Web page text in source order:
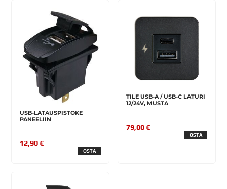
USB-LATAUSPISTOKE
PANEELIIN
12,90 €
OSTA
TILE USB-A / USB-C LATURI
12/24V, MUSTA
79,00 €
OSTA